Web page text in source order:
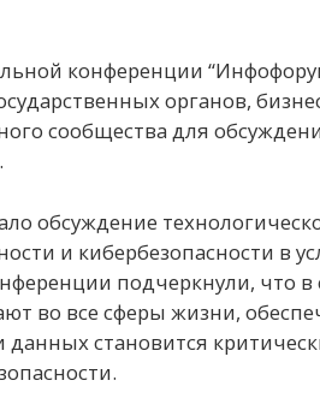
конференции
органов,
сообщества для
обсуждение
и кибербезопасности в
подчеркнули, что
во все сферы жизни,
становится